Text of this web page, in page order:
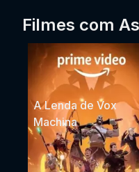
Filmes com
A Lenda de Vox
Machina